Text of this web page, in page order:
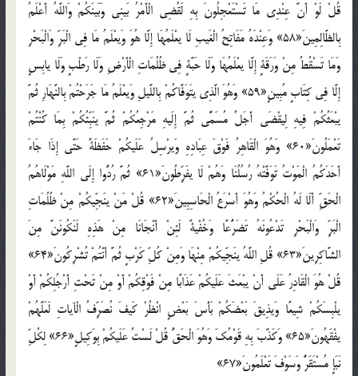
قُلْ لَوْ أَنَّ عِنْدِي مَا تَسْتَعْجِلُونَ بِهِ لَقُضِي الْأَمْرُ بَينِي وَبَينَكُمْ وَاللَّهُ أَعْلَمُ
بِالظَّالِمِينَ«58» وَعِنْدَهُ مَفَاتِحُ الْغَيبِ لَا يعْلَمُهَا إِلَّا هُوَ وَيعْلَمُ مَا فِي الْبَرِّ وَالْبَحْرِ
وَمَا تَسْقُطُ مِنْ وَرَقَةٍ إِلَّا يعْلَمُهَا وَلَا حَبَّةٍ فِي ظُلُمَاتِ الْأَرْضِ وَلَا رَطْبٍ وَلَا يابِسٍ
إِلَّا فِي كِتَابٍ مُبِينٍ«59» وَهُوَ الَّذِي يتَوَفَّاكُمْ بِاللَّيلِ وَيعْلَمُ مَا جَرَحْتُمْ بِالنَّهَارِ ثُمَّ
يبْعَثُكُمْ فِيهِ لِيقْضَى أَجَلٌ مُسَمًّى ثُمَّ إِلَيهِ مَرْجِعُكُمْ ثُمَّ ينَبِّئُكُمْ بِمَا كُنْتُمْ
تَعْمَلُونَ«60» وَهُوَ الْقَاهِرُ فَوْقَ عِبَادِهِ وَيرْسِلُ عَلَيكُمْ حَفَظَةً حَتَّى إِذَا جَاءَ
أَحَدَكُمُ الْمَوْتُ تَوَفَّتْهُ رُسُلُنَا وَهُمْ لَا يفَرِّطُونَ«61» ثُمَّ رُدُّوا إِلَى اللَّهِ مَوْلَاهُمُ
الْحَقِّ أَلَا لَهُ الْحُكْمُ وَهُوَ أَسْرَعُ الْحَاسِبِينَ«62» قُلْ مَنْ ينَجِّيكُمْ مِنْ ظُلُمَاتِ
الْبَرِّ وَالْبَحْرِ تَدْعُونَهُ تَضَرُّعًا وَخُفْيةً لَئِنْ أَنْجَانَا مِنْ هَذِهِ لَنَكُونَنَّ مِنَ
الشَّاكِرِينَ«63» قُلِ اللَّهُ ينَجِّيكُمْ مِنْهَا وَمِنْ كُلِّ كَرْبٍ ثُمَّ أَنْتُمْ تُشْرِكُونَ«64»
قُلْ هُوَ الْقَادِرُ عَلَى أَنْ يبْعَثَ عَلَيكُمْ عَذَابًا مِنْ فَوْقِكُمْ أَوْ مِنْ تَحْتِ أَرْجُلِكُمْ أَوْ
يلْبِسَكُمْ شِيعًا وَيذِيقَ بَعْضَكُمْ بَأْسَ بَعْضٍ انْظُرْ كَيفَ نُصَرِّفُ الْآياتِ لَعَلَّهُمْ
يفْقَهُونَ«65» وَكَذَّبَ بِهِ قَوْمُكَ وَهُوَ الْحَقُّ قُلْ لَسْتُ عَلَيكُمْ بِوَكِيلٍ«66» لِكُلِّ
نَبَإٍ مُسْتَقَرٌّ وَسَوْفَ تَعْلَمُونَ«67»